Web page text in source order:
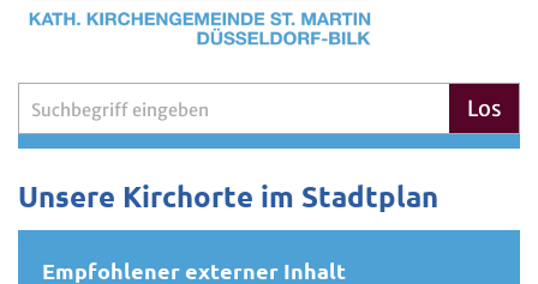
Suche Los
Unsere Kirchorte im Stadtplan
Empfohlener externer Inhalt